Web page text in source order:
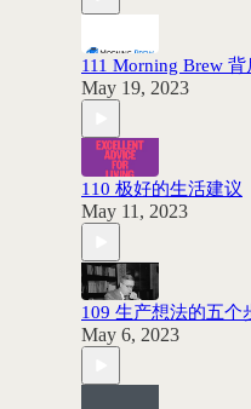
111 Morning Brew
May 19, 2023
110 极好的生活建议
May 11, 2023
109 生产想法的五个
May 6, 2023